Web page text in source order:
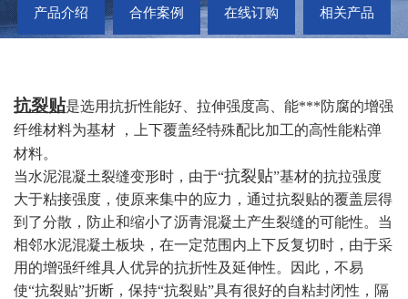
产品介绍 合作案例 在线订购 相关产品
抗裂贴是选用抗折性能好、拉伸强度高、能***防腐的增强
纤维材料为基材
，上下覆盖经特殊配比加工的高性能粘弹
材料。
当水泥混凝土裂缝变形时，由于“抗裂贴”基材的抗拉强度
大于粘接强度，使原来集中的应力，通过抗裂贴的覆盖层得
到了分散，防止和缩小了沥青混凝土产生裂缝的可能性。当
相邻水泥混凝土板块，在一定范围内上下反复切时，由于采
用的增强纤维具人优异的抗折性及延伸性。因此，不易
使“抗裂贴”折断，保持“抗裂贴”具有很好的自粘封闭性，隔